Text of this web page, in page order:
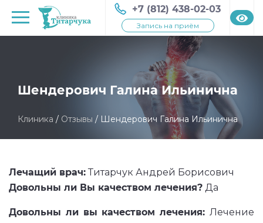
+7 (812) 438-02-03
Запись на приём
Шендерович Галина Ильинична
Клиника / Отзывы / Шендерович Галина Ильинична
Лечащий врач: Титарчук Андрей Борисович
Довольны ли Вы качеством лечения? Да
Довольны ли вы качеством лечения: Лечение